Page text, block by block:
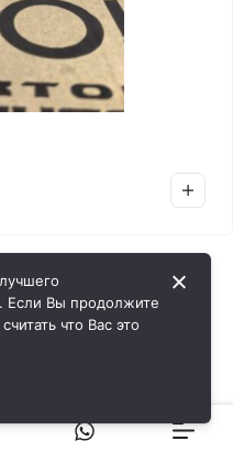
Если Вы продолжите
что Вас это